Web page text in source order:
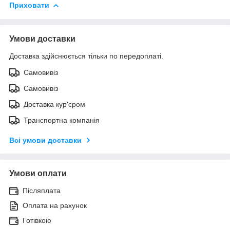
Приховати
Умови доставки
Доставка здійснюється тільки по передоплаті.
Самовивіз
Самовивіз
Доставка кур'єром
Транспортна компанія
Всі умови доставки
Умови оплати
Післяплата
Оплата на рахунок
Готівкою